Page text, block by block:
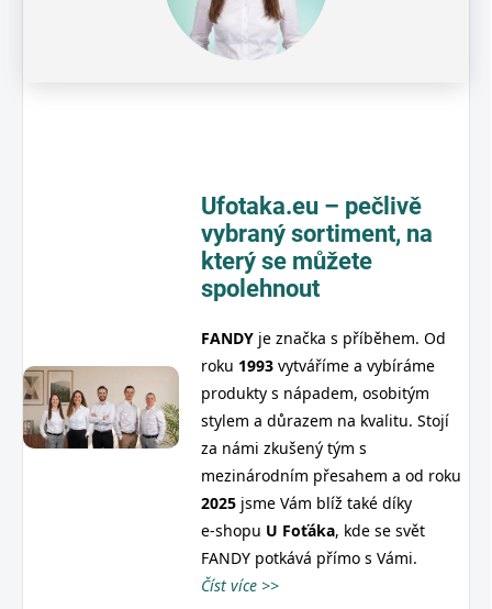
Ufotaka.eu – pečlivě
vybraný sortiment, na
který se můžete
spolehnout
FANDY je značka s příběhem. Od
roku 1993 vytváříme a vybíráme
produkty s nápadem, osobitým
stylem a důrazem na kvalitu. Stojí
za námi zkušený tým s
mezinárodním přesahem a od roku
2025 jsme Vám blíž také díky
e‑shopu U Foťáka, kde se svět
FANDY potkává přímo s Vámi.
Číst více >>